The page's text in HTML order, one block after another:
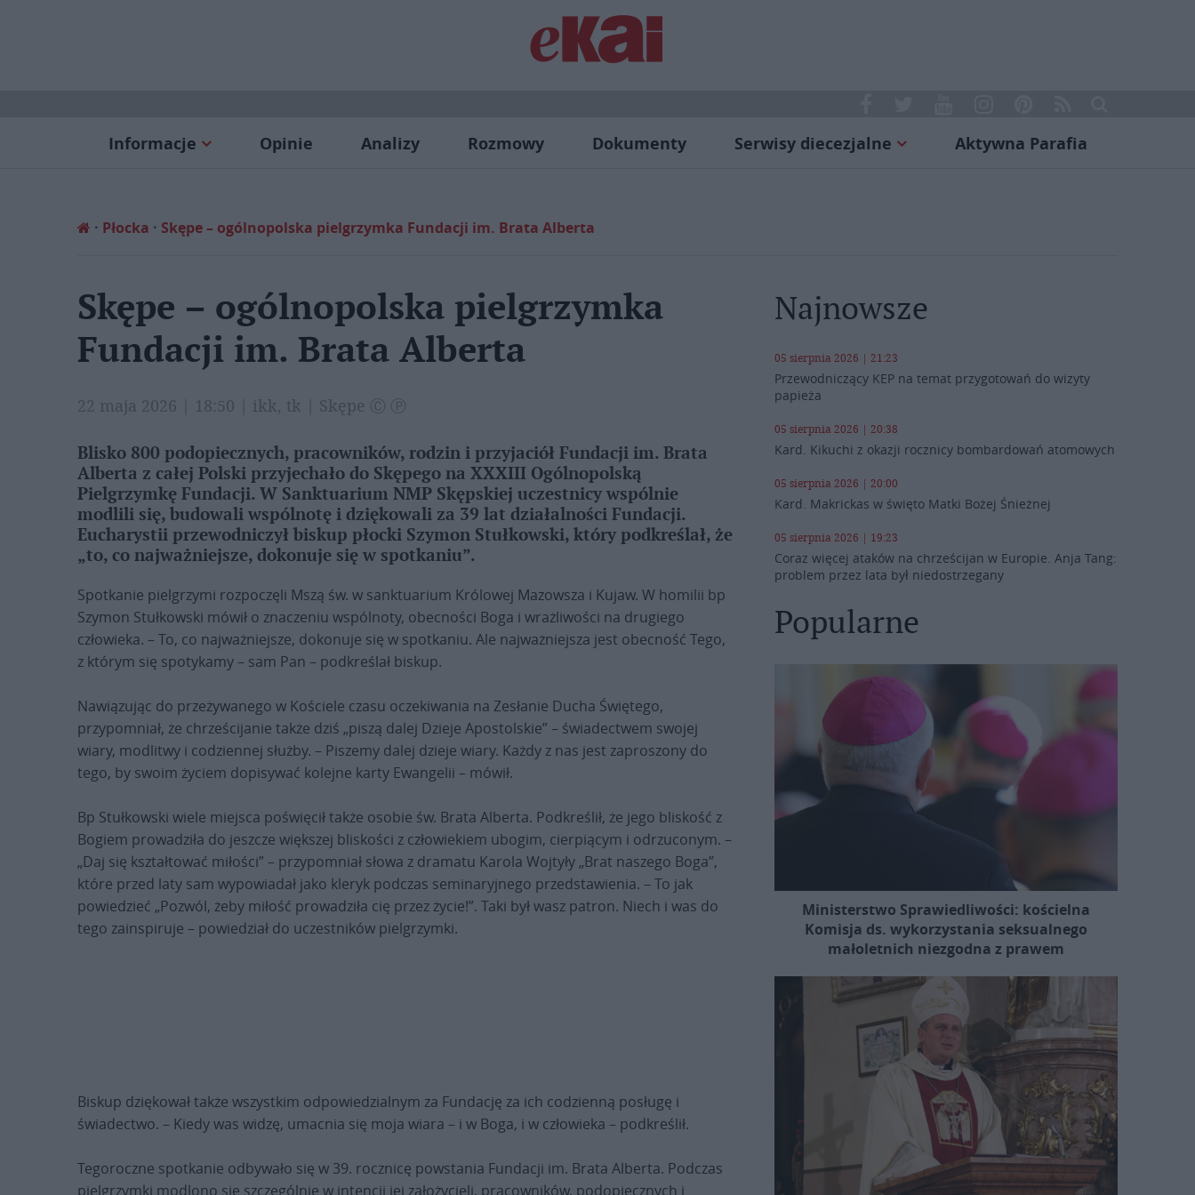
Informacje Opinie Analizy Rozmowy Dokumenty Serwisy diecezjalne Aktywna Parafia
Płocka Skępe – ogólnopolska pielgrzymka Fundacji im. Brata Alberta
Skępe – ogólnopolska pielgrzymka
Fundacji im. Brata Alberta
22 maja 2026 | 18:50 | ikk, tk | Skępe Ⓒ Ⓟ
Blisko 800 podopiecznych, pracowników, rodzin i przyjaciół Fundacji im. Brata
Alberta z całej Polski przyjechało do Skępego na XXXIII Ogólnopolską
Pielgrzymkę Fundacji. W Sanktuarium NMP Skępskiej uczestnicy wspólnie
modlili się, budowali wspólnotę i dziękowali za 39 lat działalności Fundacji.
Eucharystii przewodniczył biskup płocki Szymon Stułkowski, który podkreślał, że
„to, co najważniejsze, dokonuje się w spotkaniu”.
Spotkanie pielgrzymi rozpoczęli Mszą św. w sanktuarium Królowej Mazowsza i Kujaw. W homilii bp
Szymon Stułkowski mówił o znaczeniu wspólnoty, obecności Boga i wrażliwości na drugiego
człowieka. – To, co najważniejsze, dokonuje się w spotkaniu. Ale najważniejsza jest obecność Tego,
z którym się spotykamy – sam Pan – podkreślał biskup.
Nawiązując do przeżywanego w Kościele czasu oczekiwania na Zesłanie Ducha Świętego,
przypomniał, że chrześcijanie także dziś „piszą dalej Dzieje Apostolskie” – świadectwem swojej
wiary, modlitwy i codziennej służby. – Piszemy dalej dzieje wiary. Każdy z nas jest zaproszony do
tego, by swoim życiem dopisywać kolejne karty Ewangelii – mówił.
Bp Stułkowski wiele miejsca poświęcił także osobie św. Brata Alberta. Podkreślił, że jego bliskość z
Bogiem prowadziła do jeszcze większej bliskości z człowiekiem ubogim, cierpiącym i odrzuconym. –
„Daj się kształtować miłości” – przypomniał słowa z dramatu Karola Wojtyły „Brat naszego Boga”,
które przed laty sam wypowiadał jako kleryk podczas seminaryjnego przedstawienia. – To jak
powiedzieć „Pozwól, żeby miłość prowadziła cię przez życie!”. Taki był wasz patron. Niech i was do
tego zainspiruje – powiedział do uczestników pielgrzymki.
Biskup dziękował także wszystkim odpowiedzialnym za Fundację za ich codzienną posługę i
świadectwo. – Kiedy was widzę, umacnia się moja wiara – i w Boga, i w człowieka – podkreślił.
Tegoroczne spotkanie odbywało się w 39. rocznicę powstania Fundacji im. Brata Alberta. Podczas
pielgrzymki modlono się szczególnie w intencji jej założycieli, pracowników, podopiecznych i
Najnowsze
05 sierpnia 2026 | 21:23
Przewodniczący KEP na temat przygotowań do wizyty
papieża
05 sierpnia 2026 | 20:38
Kard. Kikuchi z okazji rocznicy bombardowań atomowych
05 sierpnia 2026 | 20:00
Kard. Makrickas w święto Matki Bożej Śnieżnej
05 sierpnia 2026 | 19:23
Coraz więcej ataków na chrześcijan w Europie. Anja Tang:
problem przez lata był niedostrzegany
Popularne
Ministerstwo Sprawiedliwości: kościelna
Komisja ds. wykorzystania seksualnego
małoletnich niezgodna z prawem